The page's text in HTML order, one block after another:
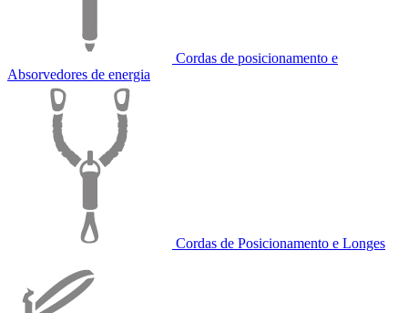
Cordas de posicionamento e
Absorvedores de energia
Cordas de Posicionamento e Longes